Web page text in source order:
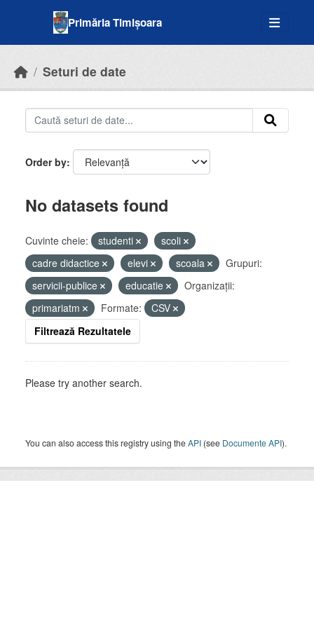
Primăria Timișoara
Seturi de date
Order by
No datasets found
Cuvinte cheie: studenti
scoli
cadre didactice
elevi scoala
Grupuri:
servicii-publice
educatie
Organizații:
primariatm
Formate:
CSV
Filtrează Rezultatele
Please try another search.
You can also access this registry using theAPI (see Documente API).